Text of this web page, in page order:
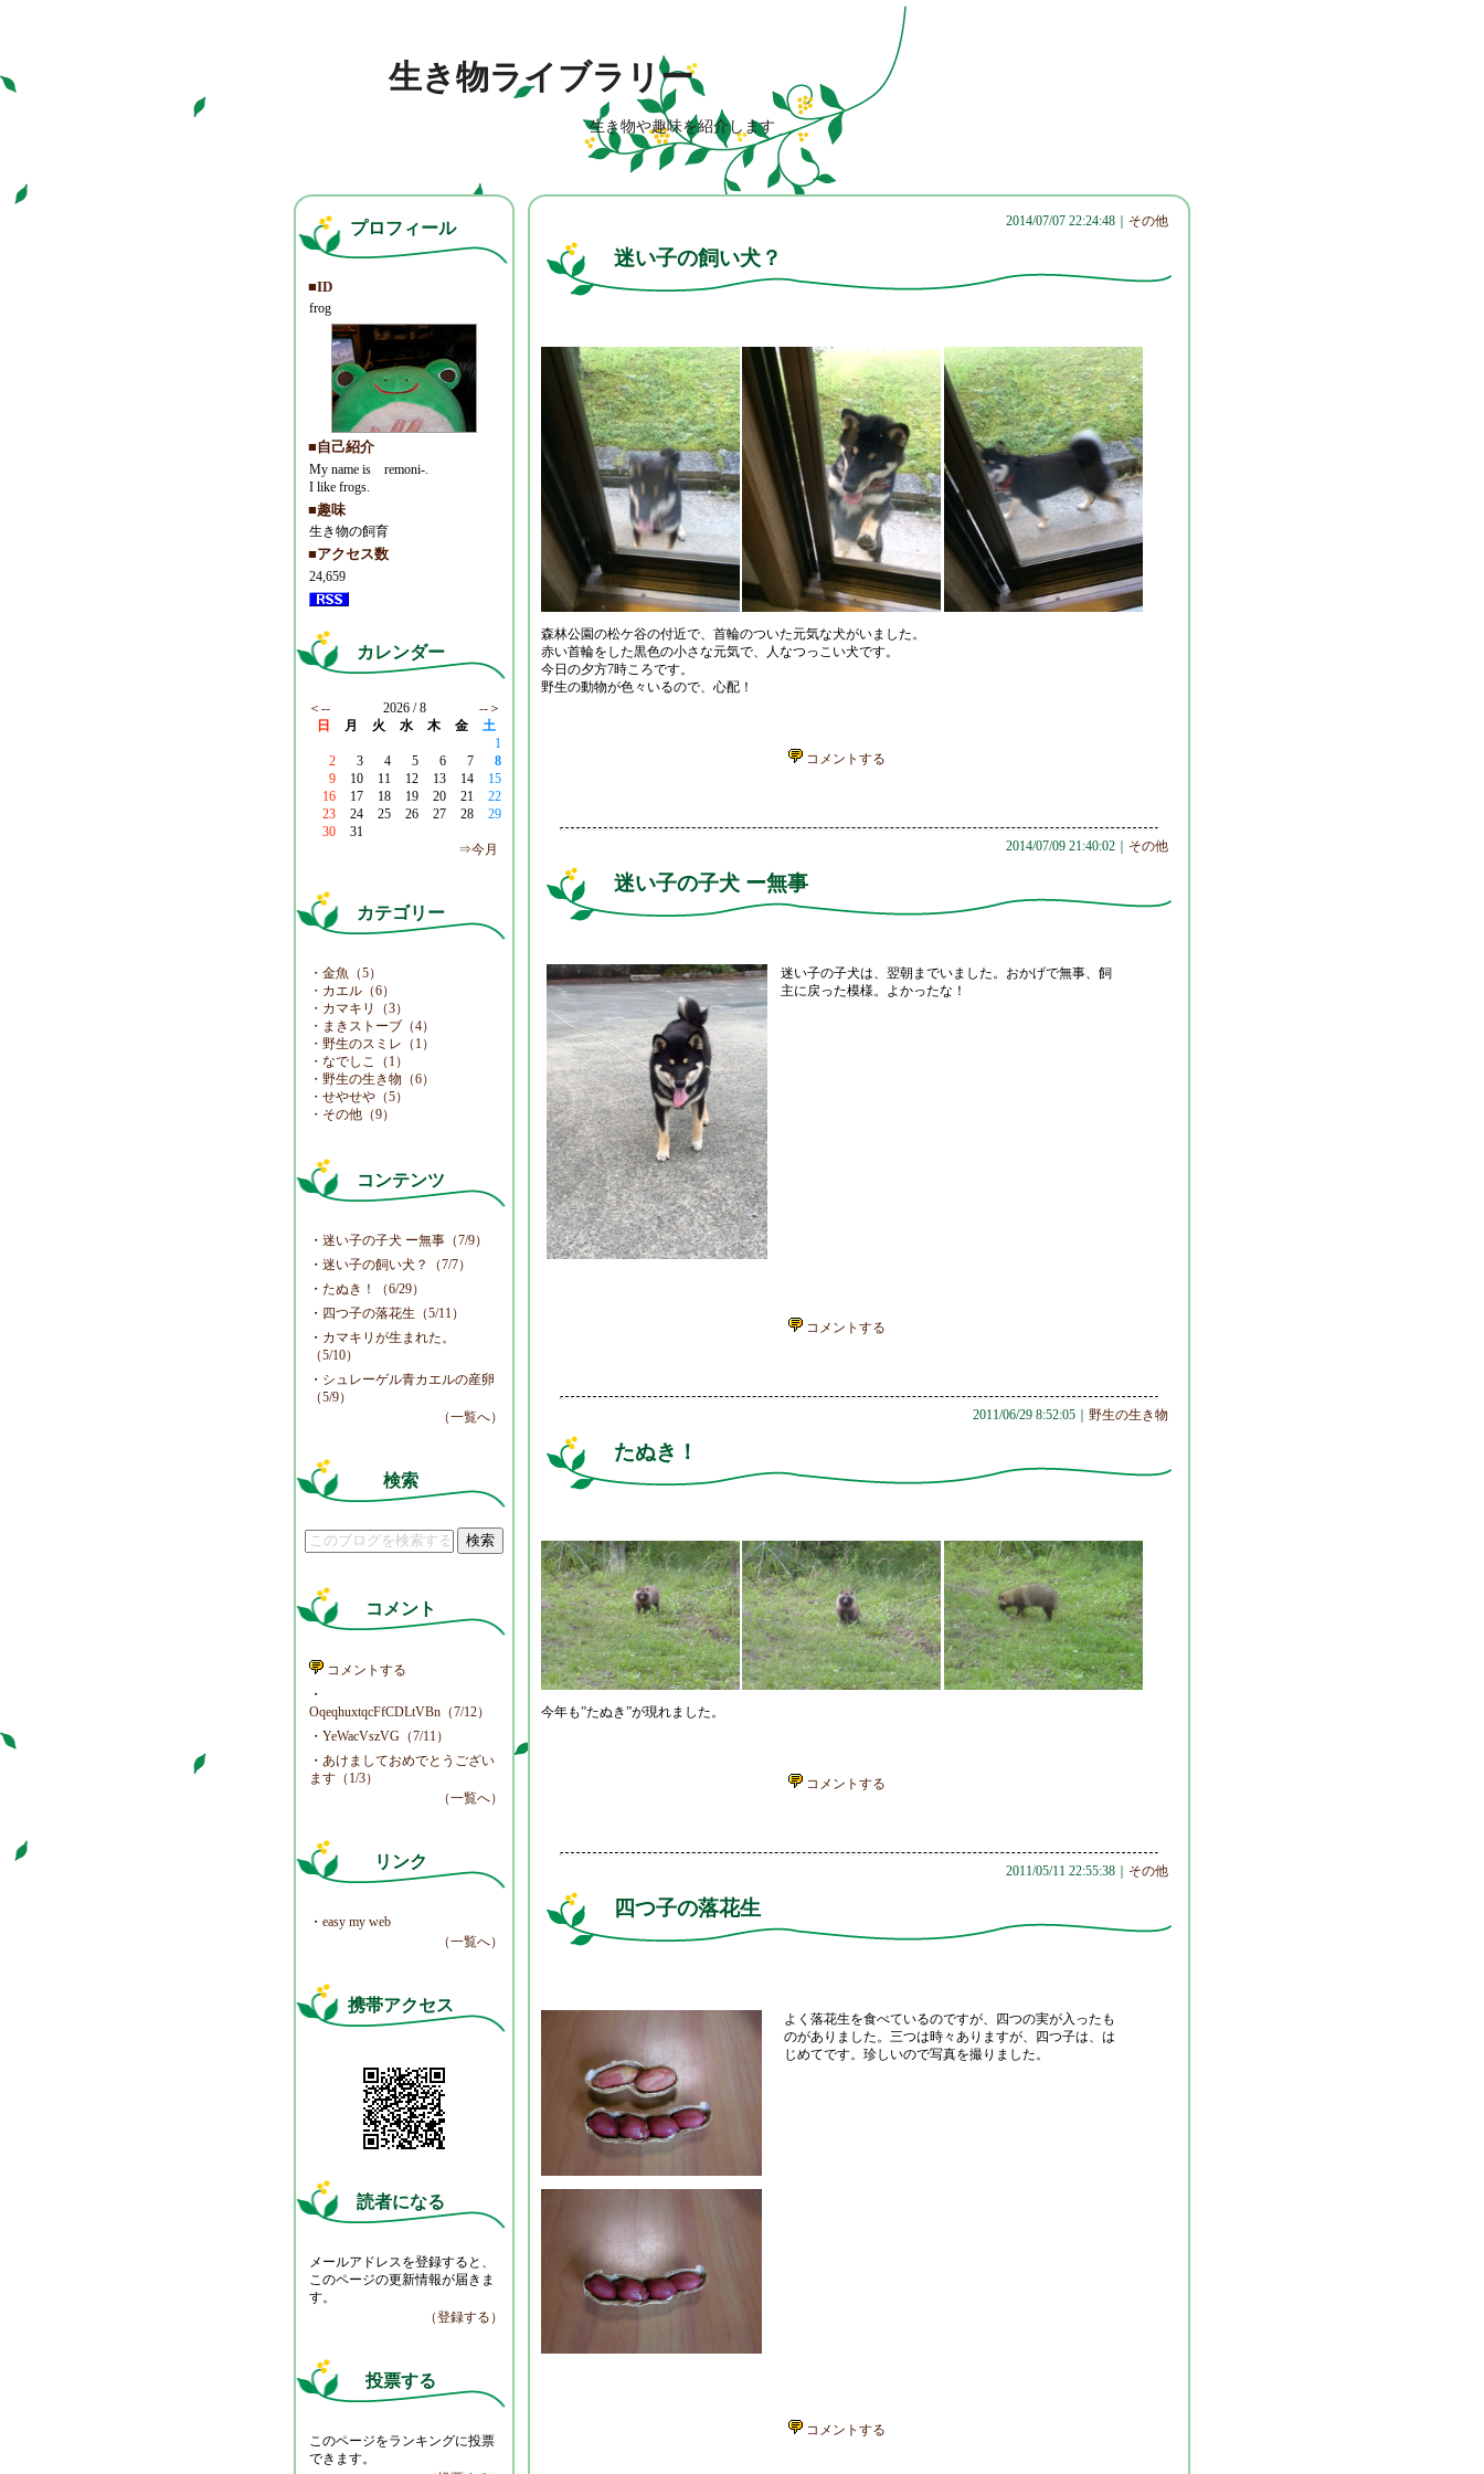
生き物ライブラリー
生き物や趣味を紹介します
プロフィール
■ID
frog
■自己紹介
My name is remoni-.
I like frogs.
■趣味
生き物の飼育
■アクセス数
24,659
カレンダー
＜-- 2026 / 8
--＞
日
月 火 水 木 金
土
1
2
3 4 5 6 7
8
9
10 11 12 13 14
15
16
17 18 19 20 21
22
23
24 25 26 27 28
29
30
31
⇒今月
カテゴリー
・金魚（5）
・カエル（6）
・カマキリ（3）
・まきストーブ（4）
・野生のスミレ（1）
・なでしこ（1）
・野生の生き物（6）
・せやせや（5）
・その他（9）
コンテンツ
・迷い子の子犬 ー無事（7/9）
・迷い子の飼い犬？（7/7）
・たぬき！（6/29）
・ 四つ子の落花生（5/11）
・ カマキリが生まれた。
（5/10）
・ シュレーゲル青カエルの産卵
（5/9）
（一覧へ）
検索
コメント
コメントする
・
OqeqhuxtqcFfCDLtVBn（7/12）
・YeWacVszVG（7/11）
・ あけましておめでとうござい
ます（1/3）
（一覧へ）
リンク
・easy my web
（一覧へ）
携帯アクセス
読者になる
メールアドレスを登録すると、
このページの更新情報が届きま
す。
（登録する）
投票する
このページをランキングに投票
できます。
2014/07/07 22:24:48｜ その他
迷い子の飼い犬？
森林公園の松ケ谷の付近で、首輪のついた元気な犬がいました。
赤い首輪をした黒色の小さな元気で、人なつっこい犬です。
今日の夕方7時ころです。
野生の動物が色々いるので、心配！
コメントする
2014/07/09 21:40:02｜ その他
迷い子の子犬 ー無事
迷い子の子犬は、翌朝までいました。おかげで無事、飼
主に戻った模様。よかったな！
コメントする
2011/06/29 8:52:05｜ 野生の生き物
たぬき！
今年も”たぬき”が現れました。
コメントする
2011/05/11 22:55:38｜ その他
四つ子の落花生
よく落花生を食べているのですが、四つの実が入ったも
のがありました。三つは時々ありますが、四つ子は、は
じめてです。珍しいので写真を撮りました。
コメントする